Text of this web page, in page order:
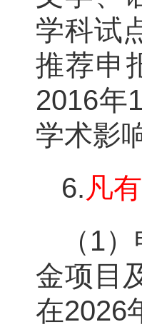
学科试
推荐申
2016年
学术影
6. 凡
（1
金项目
在2026